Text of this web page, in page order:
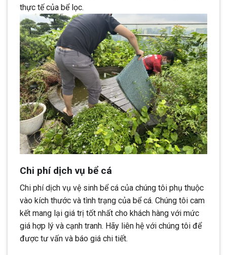
thực tế của bể lọc.
Chi phí dịch vụ bể cá
Chi phí dịch vụ vệ sinh bể cá của chúng tôi phụ thuộc
vào kích thước và tình trạng của bể cá. Chúng tôi cam
kết mang lại giá trị tốt nhất cho khách hàng với mức
giá hợp lý và cạnh tranh. Hãy liên hệ với chúng tôi để
được tư vấn và báo giá chi tiết.